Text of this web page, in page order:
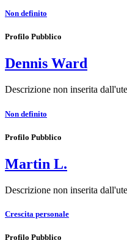
Non definito
Profilo Pubblico
Dennis Ward
Descrizione non inserita
Non definito
Profilo Pubblico
Martin L.
Descrizione non inserita
Crescita personale
Profilo Pubblico